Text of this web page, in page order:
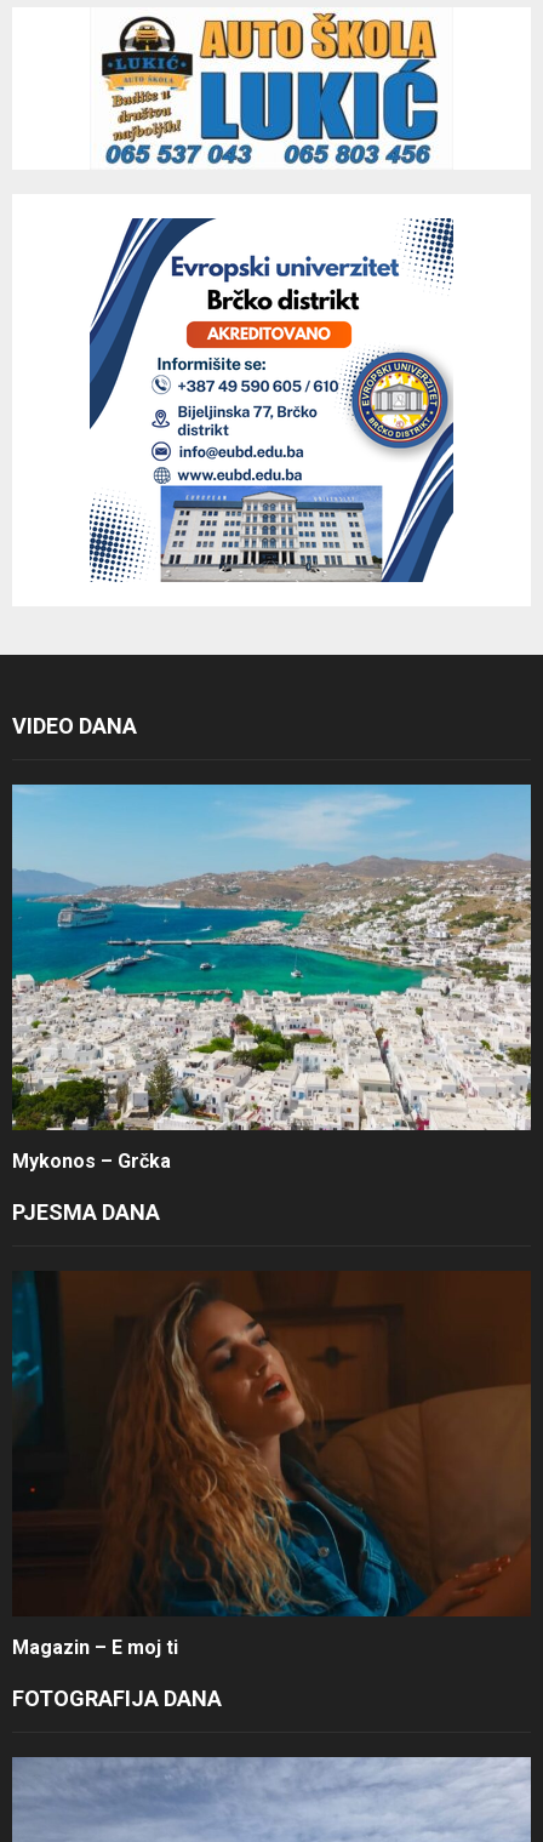
VIDEO DANA
Mykonos – Grčka
PJESMA DANA
Magazin – E moj ti
FOTOGRAFIJA DANA